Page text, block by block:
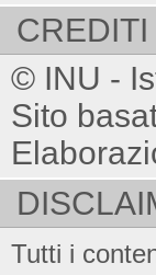
CREDITI
© INU -
Sito
Tutti i